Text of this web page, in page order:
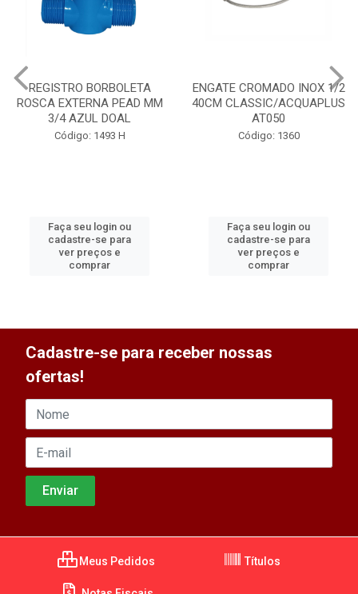
REGISTRO BORBOLETA
ROSCA EXTERNA PEAD MM
3/4 AZUL DOAL
Código: 1493 H
Faça seu login ou
cadastre-se para
ver preços e
comprar
ENGATE CROMADO INOX 1/2
40CM CLASSIC/ACQUAPLUS
AT050
Código: 1360
Faça seu login ou
cadastre-se para
ver preços e
comprar
Cadastre-se para receber nossas
ofertas!
Meus Pedidos Títulos